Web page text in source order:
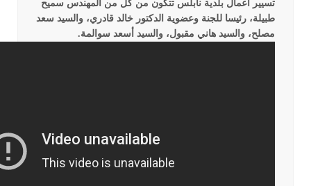
تسيير أعمال بلدية نابلس تتكون من كل من المهندس سميح
طبيلة، رئيسا للجنة وعضوية الدكتور خالد قادري، والسيد سعد
مصلح، والسيد هاني مقبول، والسيد أسعد سوالمة.